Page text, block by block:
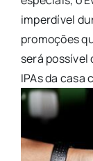
imperdível
promoções
será possível
IPAs da casa